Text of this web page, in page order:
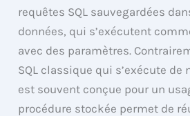
requêtes SQL sauvegardées
données, qui s’exécutent
avec des paramètres.
SQL classique qui s’exécute de
est souvent conçue pour un
procédure stockée permet de